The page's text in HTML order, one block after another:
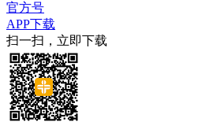
官方号
APP下载
扫一扫，立即下载